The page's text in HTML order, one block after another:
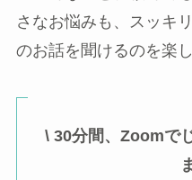
さなお悩みも、スッキ
のお話を聞けるのを楽
\ 30分間、Zoomで